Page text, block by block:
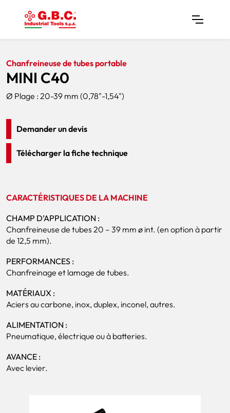
Home Produits
Chanfreineuse de tubes portable
MINI C40
Ø Plage : 20-39 mm (0,78"-1,54")
Demander un devis
Télécharger la fiche technique
CARACTÉRISTIQUES DE LA MACHINE
CHAMP D’APPLICATION :
Chanfreineuse de tubes 20 – 39 mm ø int. (en option à partir
de 12,5 mm).
PERFORMANCES :
Chanfreinage et lamage de tubes.
MATÉRIAUX :
Aciers au carbone, inox, duplex, inconel, autres.
ALIMENTATION :
Pneumatique, électrique ou à batteries.
AVANCE :
Avec levier.